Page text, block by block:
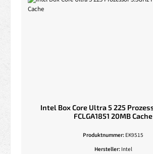
Intel Box Core Ultra 5 225 Prozessor 3.3GHz
FCLGA1851 20MB Cache
Produktnummer: EK9515
Hersteller: Intel